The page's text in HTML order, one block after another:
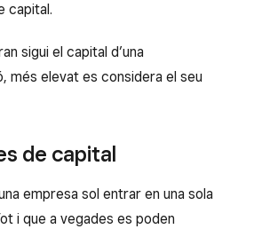
capital.
sigui el capital d’una
més elevat es considera el seu
de capital
empresa sol entrar en una sola
i que a vegades es poden